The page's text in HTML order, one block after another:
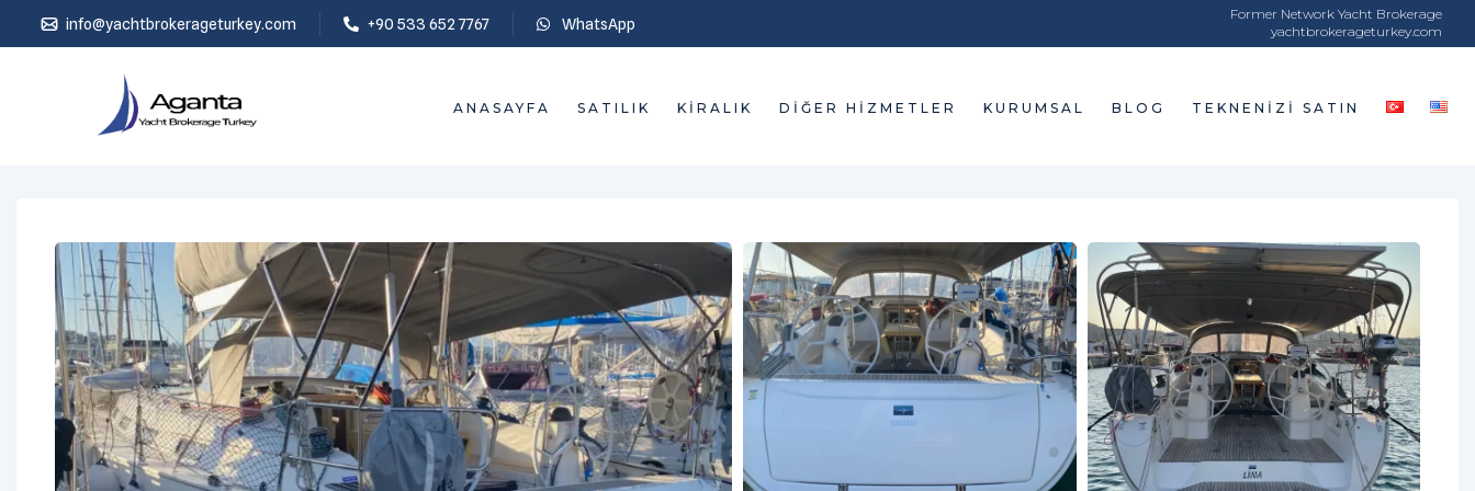
info@yachtbrokerageturkey.com +90 533 652 7767 WhatsApp
Former Network Yacht Brokerage
yachtbrokerageturkey.com
ANASAYFA SATILIK KIRALIK DIĞER HIZMETLER KURUMSAL BLOG TEKNENIZI SATIN